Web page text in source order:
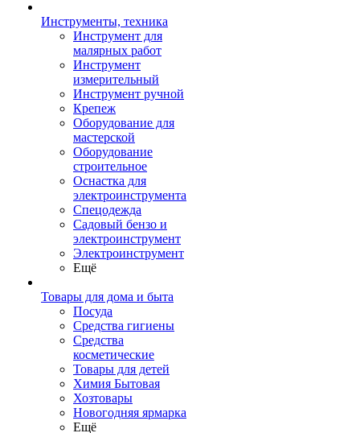
Инструменты, техника
Инструмент для
малярных работ
Инструмент
измерительный
Инструмент ручной
Крепеж
Оборудование для
мастерской
Оборудование
строительное
Оснастка для
электроинструмента
Спецодежда
Садовый бензо и
электроинструмент
Электроинструмент
Ещё
Товары для дома и быта
Посуда
Средства гигиены
Средства
косметические
Товары для детей
Химия Бытовая
Хозтовары
Новогодняя ярмарка
Ещё